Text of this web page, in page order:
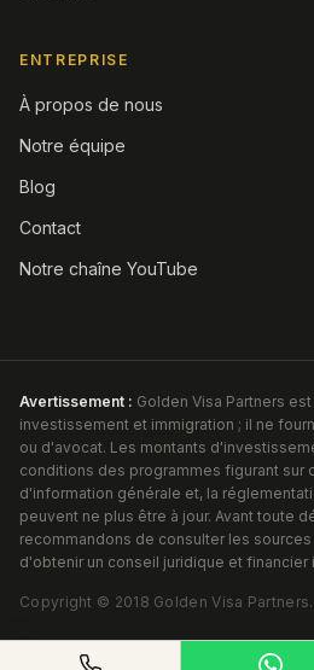
ENTREPRISE
À propos de nous
Notre équipe
Blog
Contact
Notre chaîne YouTube
Avertissement : Golden Visa Partners
investissement et immigration ; il ne
ou d'avocat. Les montants
conditions des programmes figurant sur
d'information générale et, la
peuvent ne plus être à jour. Avant toute
recommandons de consulter les
d'obtenir un conseil juridique et financier
Copyright © 2018 Golden Visa Partners.